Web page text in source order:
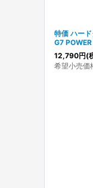
特価 ハー
G7
12,790円(
希望小売価